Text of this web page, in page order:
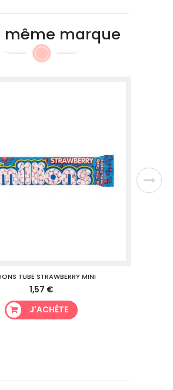
même marque
TUBE STRAWBERRY MINI
1,57 €
J'ACHÈTE